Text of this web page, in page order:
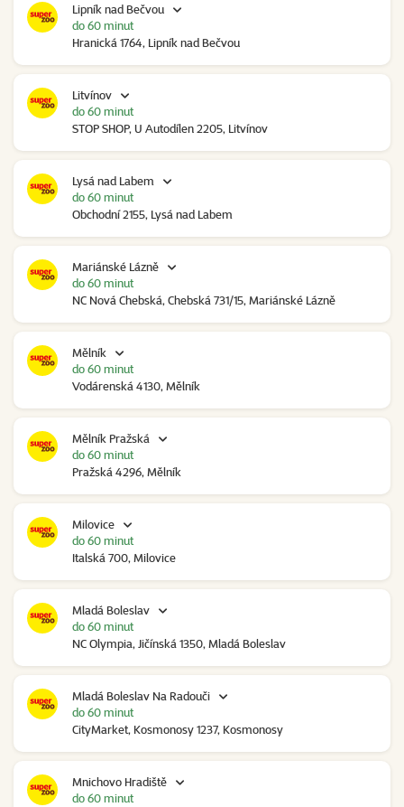
Lipník nad Bečvou
Hranická 1764, Lipník nad Bečvou
do 60 minut
Litvínov
STOP SHOP, U Autodílen 2205, Litvínov
do 60 minut
Lysá nad Labem
Obchodní 2155, Lysá nad Labem
do 60 minut
Mariánské Lázně
NC Nová Chebská, Chebská 731/15, Mariánské Lázně
do 60 minut
Mělník
Vodárenská 4130, Mělník
do 60 minut
Mělník Pražská
Pražská 4296, Mělník
do 60 minut
Milovice
Italská 700, Milovice
do 60 minut
Mladá Boleslav
NC Olympia, Jičínská 1350, Mladá Boleslav
do 60 minut
Mladá Boleslav Na Radouči
CityMarket, Kosmonosy 1237, Kosmonosy
do 60 minut
Mnichovo Hradiště
do 60 minut